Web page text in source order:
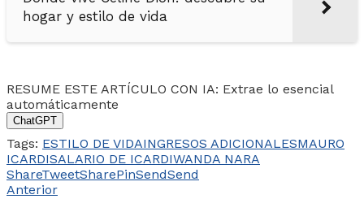
hogar y estilo de vida
RESUME ESTE ARTÍCULO CON IA: Extrae lo esencial
automáticamente
ChatGPT
Tags: ESTILO DE VIDAINGRESOS ADICIONALESMAURO
ICARDISALARIO DE ICARDIWANDA NARA
ShareTweetSharePinSendSend
Anterior